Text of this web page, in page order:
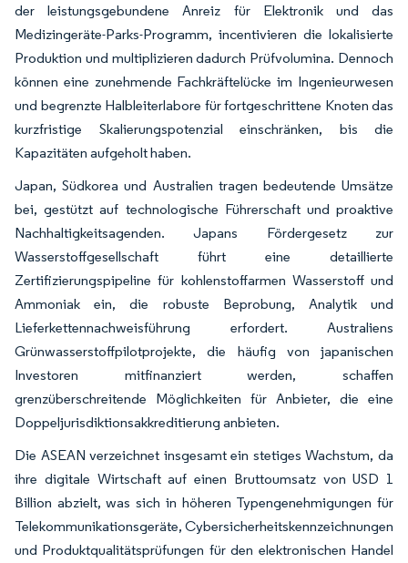
der leistungsgebundene Anreiz für Elektronik und das
Medizingeräte-Parks-Programm, incentivieren die lokalisierte
Produktion und multiplizieren dadurch Prüfvolumina. Dennoch
können eine zunehmende Fachkräftelücke im Ingenieurwesen
und begrenzte Halbleiterlabore für fortgeschrittene Knoten das
kurzfristige Skalierungspotenzial einschränken, bis die
Kapazitäten aufgeholt haben.
Japan, Südkorea und Australien tragen bedeutende Umsätze
bei, gestützt auf technologische Führerschaft und proaktive
Nachhaltigkeitsagenden. Japans Fördergesetz zur
Wasserstoffgesellschaft führt eine detaillierte
Zertifizierungspipeline für kohlenstoffarmen Wasserstoff und
Ammoniak ein, die robuste Beprobung, Analytik und
Lieferkettennachweisführung erfordert. Australiens
Grünwasserstoffpilotprojekte, die häufig von japanischen
Investoren mitfinanziert werden, schaffen
grenzüberschreitende Möglichkeiten für Anbieter, die eine
Doppeljurisdiktionsakkreditierung anbieten.
Die ASEAN verzeichnet insgesamt ein stetiges Wachstum, da
ihre digitale Wirtschaft auf einen Bruttoumsatz von USD 1
Billion abzielt, was sich in höheren Typengenehmigungen für
Telekommunikationsgeräte, Cybersicherheitskennzeichnungen
und Produktqualitätsprüfungen für den elektronischen Handel